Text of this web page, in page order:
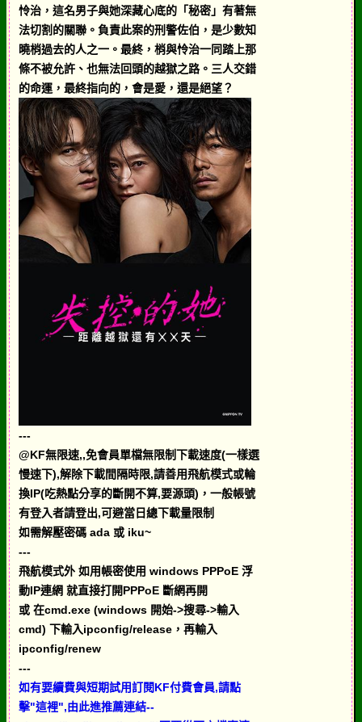
怜治，這名男子與她深藏心底的「秘密」有著無
法切割的關聯。負責此案的刑警佐伯，是少數知
曉梢過去的人之一。最終，梢與怜治一同踏上那
條不被允許、也無法回頭的越獄之路。三人交錯
的命運，最終指向的，會是愛，還是絕望？
---
@KF無限速,,免會員單檔無限制下載速度(一樣選
慢速下),解除下載間隔時限,請善用飛航模式或輪
換IP(吃熱點分享的斷開不算,要源頭)，一般帳號
有登入者請登出,可避當日總下載量限制
如需解壓密碼 ada 或 iku~
---
飛航模式外 如用帳密使用 windows PPPoE 浮
動IP連網 就直接打開PPPoE 斷網再開
或 在cmd.exe (windows 開始->搜尋->輸入
cmd) 下輸入ipconfig/release，再輸入
ipconfig/renew
---
如有要續費與短期試用訂閱KF付費會員,請點
擊"這裡",由此進推薦連結--